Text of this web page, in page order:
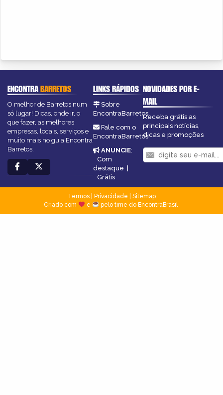
ENCONTRABARRETOS
O melhor de Barretos num
só lugar! Dicas, onde ir, o
que fazer, as melhores
empresas, locais, serviços e
muito mais no guia Encontra
Barretos.
LINKS RÁPIDOS
Sobre
EncontraBarretos
Fale com o
EncontraBarretos
ANUNCIE:
Com
destaque |
Grátis
NOVIDADES POR E-
MAIL
Receba grátis as
principais notícias,
dicas e promoções
Termos| Privacidade
Sitemap
Criado com
e pelo time do EncontraBrasil